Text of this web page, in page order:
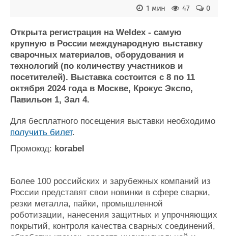
Пульс
Новости
Компании
Репутация
Работа
Крюинг
Журнал
Доска объявлений
Продажа флота
Оборудование
Изделия
Материалы
Услуги
Конференции
Словарь
Отзывы
Все службы
0
47
1 мин
Открыта регистрация на Weldex - самую
крупную в России международную выставку
сварочных материалов, оборудования и
технологий (по количеству участников и
посетителей). Выставка состоится с 8 по 11
октября 2024 года в Москве, Крокус Экспо,
Павильон 1, Зал 4.
Для бесплатного посещения выставки необходимо
получить билет.
Промокод: korabel
Более 100 российских и зарубежных компаний из
России представят свои новинки в сфере сварки,
резки металла, пайки, промышленной
роботизации, нанесения защитных и упрочняющих
покрытий, контроля качества сварных соединений,